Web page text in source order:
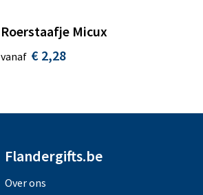
Roerstaafje Micux
vanaf € 2,28
Flandergifts.be
Over ons